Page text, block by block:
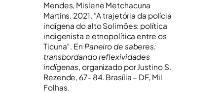
Mendes, Mislene Metchacuna
Martins. 2021. “A trajetória da polícia
indígena do alto Solimões: política
indigenista e etnopolítica entre os
Ticuna”. En Paneiro de saberes:
transbordando reflexividades
indígenas, organizado por Justino S.
Rezende, 67- 84. Brasília – DF, Mil
Folhas.